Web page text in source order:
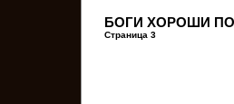
БОГИ ХОРОШИ
Страница 3